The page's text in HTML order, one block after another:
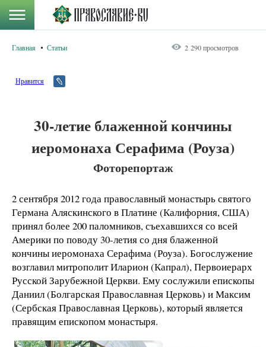
Главная Статьи 2 290 просмотров
Нравится
30-летие блаженной кончины
иеромонаха Серафима (Роуза)
Фоторепортаж
2 сентября 2012 года православный монастырь святого
Германа Аляскинского в Платине (Калифорния, США)
принял более 200 паломников, съехавшихся со всей
Америки по поводу 30-летия со дня блаженной
кончины иеромонаха Серафима (Роуза). Богослужение
возглавил митрополит Иларион (Капрал), Первоиерарх
Русской Зарубежной Церкви. Ему сослужили епископы
Даниил (Болгарская Православная Церковь) и Максим
(Сербская Православная Церковь), который является
правящим епископом монастыря.